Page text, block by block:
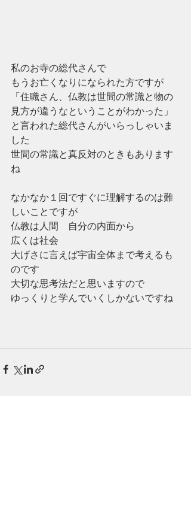
私のお寺の総代さんで
もうお亡くなりになられた方ですが
「住職さん、仏教は世間の常識と物の
見方が違うなということがわかった」
と言われた総代さんがいらっしゃいま
した
世間の常識と真反対のときもあります
ね
なかなか１回ですぐに理解するのは難
しいことですが
仏教は人間　自分の内面から
広くは社会
大げさに言えば宇宙全体まで考えるも
のです
大切な思考法だと思いますので
ゆっくりと学んでいくしかないですね